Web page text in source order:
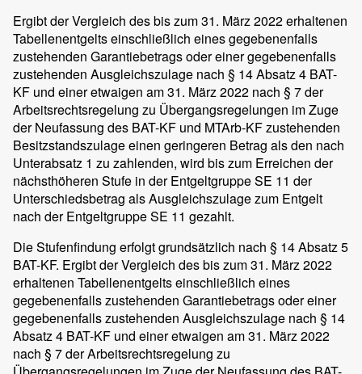
Ergibt der Vergleich des bis zum 31. März 2022 erhaltenen
Tabellenentgelts einschließlich eines gegebenenfalls
zustehenden Garantiebetrags oder einer gegebenenfalls
zustehenden Ausgleichszulage nach § 14 Absatz 4 BAT-
KF und einer etwaigen am 31. März 2022 nach § 7 der
Arbeitsrechtsregelung zu Übergangsregelungen im Zuge
der Neufassung des BAT-KF und MTArb-KF zustehenden
Besitzstandszulage einen geringeren Betrag als den nach
Unterabsatz 1 zu zahlenden, wird bis zum Erreichen der
nächsthöheren Stufe in der Entgeltgruppe SE 11 der
Unterschiedsbetrag als Ausgleichszulage zum Entgelt
nach der Entgeltgruppe SE 11 gezahlt.
Die Stufenfindung erfolgt grundsätzlich nach § 14 Absatz 5
BAT-KF. Ergibt der Vergleich des bis zum 31. März 2022
erhaltenen Tabellenentgelts einschließlich eines
gegebenenfalls zustehenden Garantiebetrags oder einer
gegebenenfalls zustehenden Ausgleichszulage nach § 14
Absatz 4 BAT-KF und einer etwaigen am 31. März 2022
nach § 7 der Arbeitsrechtsregelung zu